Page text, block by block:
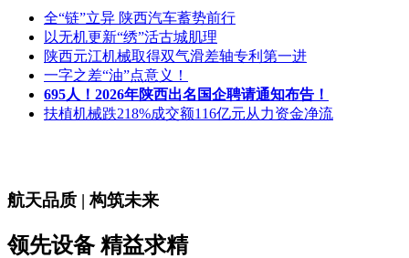
全“链”立异 陕西汽车蓄势前行
以无机更新“绣”活古城肌理
陕西元江机械取得双气滑差轴专利第一进
一字之差“油”点意义！
695人！2026年陕西出名国企聘请通知布告！
扶植机械跌218%成交额116亿元从力资金净流
航天品质 | 构筑未来
领先设备 精益求精